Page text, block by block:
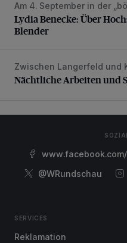
Lydia Benecke: Über
Am 4. September in der
Lydia Benecke: Über
Blender
Nächtliche Arbeiten und
Zwischen Langerfeld und
Nächtliche Arbeiten und
@WRundschau
SERVICES
Reklamation